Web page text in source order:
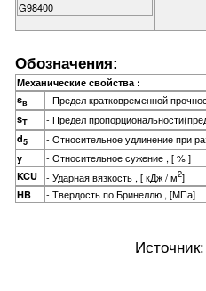
G98400
Обозначения:
Механические свойства :
sв - Предел кратковременной
sT - Предел
d5 - Относительное удлинение при
y - Относительное сужение , [ % ]
KCU - Ударная вязкость , [ кДж / м2]
HB - Твердость по Бринеллю , [МПа]
Источник: